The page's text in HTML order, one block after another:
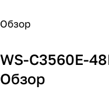
Обзор
WS-C3560E-
Обзор